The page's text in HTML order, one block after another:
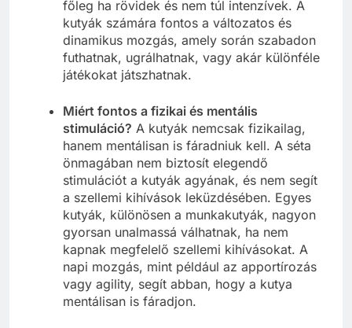
főleg ha rövidek és nem túl intenzívek. A
kutyák számára fontos a változatos és
dinamikus mozgás, amely során szabadon
futhatnak, ugrálhatnak, vagy akár különféle
játékokat játszhatnak.
Miért fontos a fizikai és mentális
stimuláció? A kutyák nemcsak fizikailag,
hanem mentálisan is fáradniuk kell. A séta
önmagában nem biztosít elegendő
stimulációt a kutyák agyának, és nem segít
a szellemi kihívások leküzdésében. Egyes
kutyák, különösen a munkakutyák, nagyon
gyorsan unalmassá válhatnak, ha nem
kapnak megfelelő szellemi kihívásokat. A
napi mozgás, mint például az apportírozás
vagy agility, segít abban, hogy a kutya
mentálisan is fáradjon.